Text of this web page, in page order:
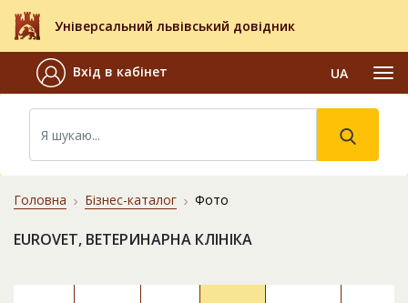
Універсальний львівський довідник
Вхід в кабінет UA
Головна Бізнес-каталог Фото
EUROVET, ВЕТЕРИНАРНА КЛІНІКА